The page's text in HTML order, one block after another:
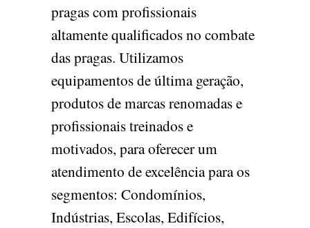
pragas com profissionais
altamente qualificados no combate
das pragas. Utilizamos
equipamentos de última geração,
produtos de marcas renomadas e
profissionais treinados e
motivados, para oferecer um
atendimento de excelência para os
segmentos: Condomínios,
Indústrias, Escolas, Edifícios,